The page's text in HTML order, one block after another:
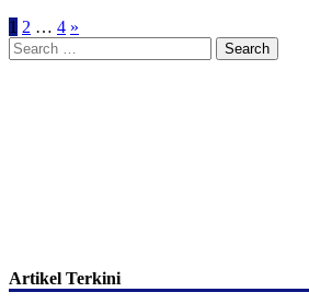
Posts
navigation
1 2 … 4 »
Search
for:
Artikel Terkini